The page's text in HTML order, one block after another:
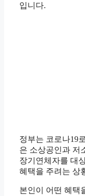
입니다.
정부는 코로나19
은 소상공인과 저
장기연체자를 대
혜택을 주려는 상
본인이 어떤 혜택